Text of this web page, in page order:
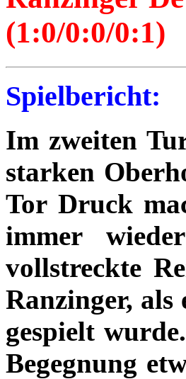
(1:0/0:0/0:1)
Spielbericht:
Im zweiten
starken
Tor Druck
immer
vollstreckte
Ranzinger,
gespielt
Begegnung